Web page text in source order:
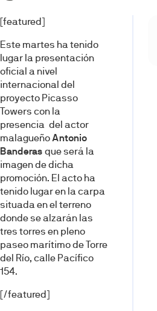
[featured]
Este martes ha tenido
lugar la presentación
oficial a nivel
internacional del
proyecto Picasso
Towers con la
presencia del actor
malagueñoAntonio
Banderas que será la
imagen de dicha
promoción. El acto ha
tenido lugar en la carpa
situada en el terreno
donde se alzarán las
tres torres en pleno
paseo marítimo de Torre
del Río, calle Pacífico
154.
[/featured]